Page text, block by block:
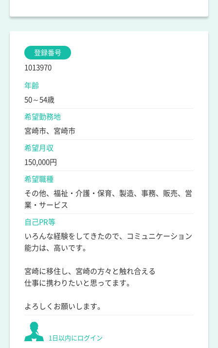
登録番号
1013970
年齢
50～54歳
希望勤務地
宮崎市、宮崎市
希望月収
150,000円
希望職種
その他、福祉・介護・保育、製造、事務、販売、営
業・サービス
自己PR等
いろんな経験をしてきたので、コミュニケーション
能力は、高いです。
宮崎に移住し、宮崎の方々と触れ合える
仕事に携わりたいと思ってます。
よろしくお願いします。
1日以内にログイン